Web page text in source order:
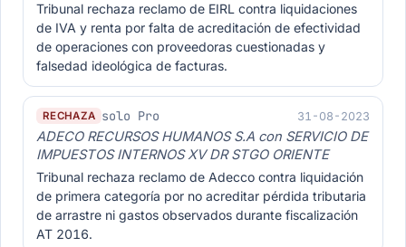
Tribunal rechaza reclamo de EIRL contra liquidaciones
de IVA y renta por falta de acreditación de efectividad
de operaciones con proveedoras cuestionadas y
falsedad ideológica de facturas.
RECHAZA solo Pro 31-08-2023
ADECO RECURSOS HUMANOS S.A con SERVICIO DE
IMPUESTOS INTERNOS XV DR STGO ORIENTE
Tribunal rechaza reclamo de Adecco contra liquidación
de primera categoría por no acreditar pérdida tributaria
de arrastre ni gastos observados durante fiscalización
AT 2016.